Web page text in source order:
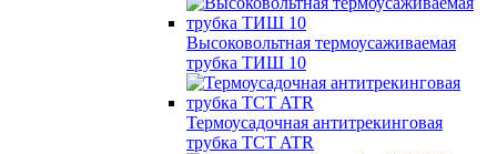
Высоковольтная термоусаживаемая
трубка ТИШ 10
Термоусадочная антитрекинговая
трубка TCT ATR